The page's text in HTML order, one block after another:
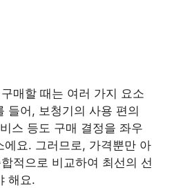
매할 때는 여러 가지 요소
들어, 보청기의 사용 편의
스 등도 구매 결정을 좌우
에요. 그러므로, 가격뿐만 아
적으로 비교하여 최선의 선
해요.